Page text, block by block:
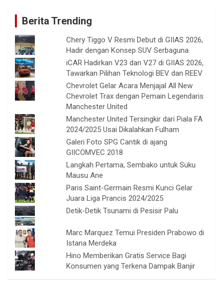
Berita Trending
Chery Tiggo V Resmi Debut di GIIAS 2026,
Hadir dengan Konsep SUV Serbaguna
iCAR Hadirkan V23 dan V27 di GIIAS 2026,
Tawarkan Pilihan Teknologi BEV dan REEV
Chevrolet Gelar Acara Menjajal All New
Chevrolet Trax dengan Pemain Legendaris
Manchester United
Manchester United Tersingkir dari Piala FA
2024/2025 Usai Dikalahkan Fulham
Galeri Foto SPG Cantik di ajang
GIICOMVEC 2018
Langkah Pertama, Sembako untuk Suku
Mausu Ane
Paris Saint-Germain Resmi Kunci Gelar
Juara Liga Prancis 2024/2025
Detik-Detik Tsunami di Pesisir Palu
Marc Marquez Temui Presiden Prabowo di
Istana Merdeka
Hino Memberikan Gratis Service Bagi
Konsumen yang Terkena Dampak Banjir